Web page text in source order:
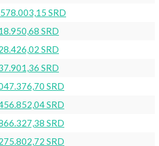
SRD
SRD
SRD
SRD
SRD
SRD
SRD
SRD